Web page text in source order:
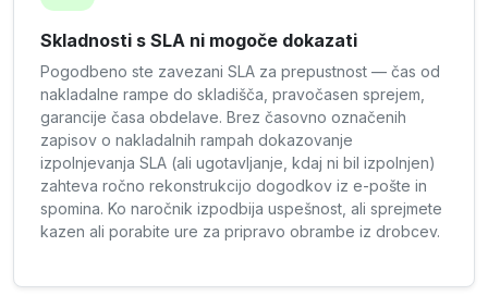
Skladnosti s SLA ni mogoče dokazati
Pogodbeno ste zavezani SLA za prepustnost — čas od
nakladalne rampe do skladišča, pravočasen sprejem,
garancije časa obdelave. Brez časovno označenih
zapisov o nakladalnih rampah dokazovanje
izpolnjevanja SLA (ali ugotavljanje, kdaj ni bil izpolnjen)
zahteva ročno rekonstrukcijo dogodkov iz e-pošte in
spomina. Ko naročnik izpodbija uspešnost, ali sprejmete
kazen ali porabite ure za pripravo obrambe iz drobcev.